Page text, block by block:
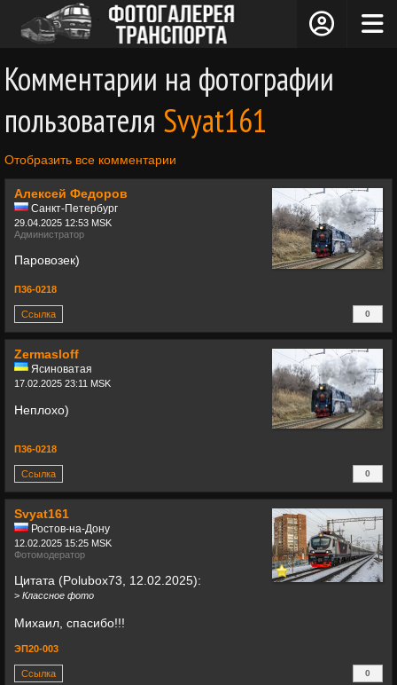
Комментарии на фотографии
пользователя Svyat161
Отобразить все комментарии
Алексей Федоров
Санкт-Петербург
29.04.2025 12:53 MSK
Администратор
Паровозек)
П36-0218
Ссылка
0
+0
Zermasloff
Ясиноватая
17.02.2025 23:11 MSK
Неплохо)
П36-0218
Ссылка
0
+0
Svyat161
Ростов-на-Дону
12.02.2025 15:25 MSK
Фотомодератор
Цитата (Polubox73, 12.02.2025):
> Классное фото
Михаил, спасибо!!!
ЭП20-003
Ссылка
0